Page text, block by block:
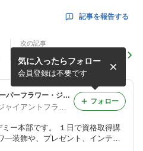
記事を報告する
次の記事
【ジャイアントフラワー通信
講座ご感想】ずっとワクワク
♪
通信講座と東京教室ペーパーフラワー・ジャイアントフラワー教室
ー本部です。 １日で資格取得講
―装飾や、プレゼント、インテリ
気に入ったらフォロー
会員登録は不要です
フォロー